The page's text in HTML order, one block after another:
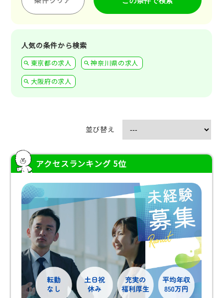
人気の条件から検索
東京都の求人
神奈川県の求人
大阪府の求人
並び替え
アクセスランキング 5位